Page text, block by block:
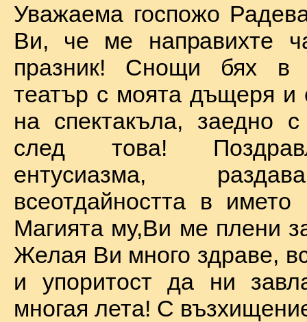
Уважаема госпожо
Ви, че ме направихте
празник! Снощи бях в
театър с моята дъщеря и
на спектакъла, заедно с
след това!
ентусиазма,
всеотдайността в името
Магията му,Ви ме плени
Желая Ви много здраве,
и упоритост да ни
многая лета! С